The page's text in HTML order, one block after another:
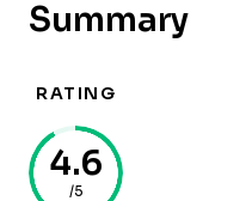
Summary
RATING
4.6
/5